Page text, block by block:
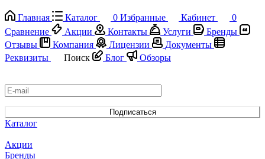
Главная Каталог 0 Избранные Кабинет
0
Сравнение
Акции Контакты Услуги
Бренды
Отзывы
Компания Лицензии
Документы
Реквизиты
Поиск Блог
Обзоры
Подписаться
Каталог
Акции
Бренды